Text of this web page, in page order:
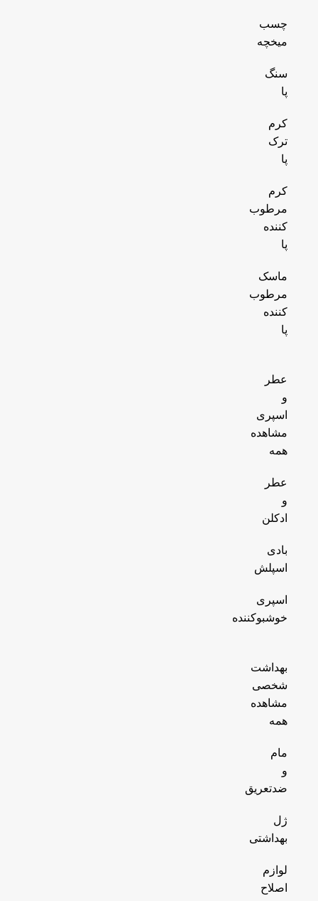
چسب
میخچه
سنگ
پا
کرم
ترک
پا
کرم
مرطوب
کننده
پا
ماسک
مرطوب
کننده
پا
عطر
و
اسپری
مشاهده
همه
عطر
و
ادکلن
بادی
اسپلش
اسپری
خوشبوکننده
بهداشت
شخصی
مشاهده
همه
مام
و
ضدتعریق
ژل
بهداشتی
لوازم
اصلاح